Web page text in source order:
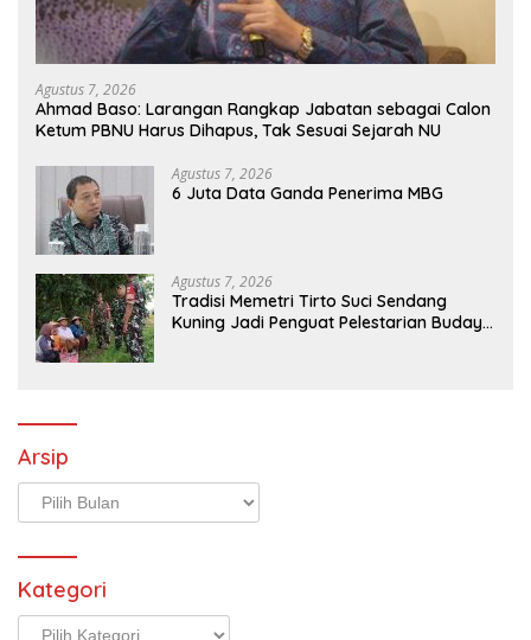
Agustus 7, 2026
Ahmad Baso: Larangan Rangkap Jabatan sebagai Calon
Ketum PBNU Harus Dihapus, Tak Sesuai Sejarah NU
Agustus 7, 2026
6 Juta Data Ganda Penerima MBG
Agustus 7, 2026
Tradisi Memetri Tirto Suci Sendang
Kuning Jadi Penguat Pelestarian Budaya
Arsip
Arsip
Kategori
Kategori